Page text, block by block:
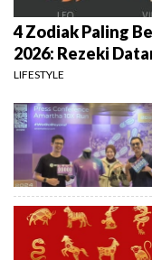
4 Zodiak Paling
2026: Rezeki
LIFESTYLE